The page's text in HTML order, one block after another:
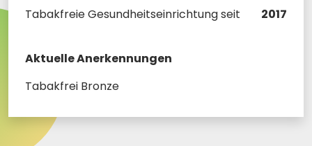
Tabakfreie Gesundheitseinrichtung seit
2017
Aktuelle Anerkennungen
Tabakfrei Bronze